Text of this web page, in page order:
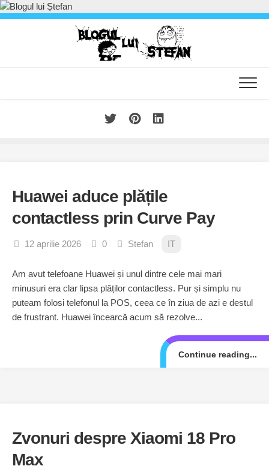
Skip
to
Huawei aduce plățile
contactless prin Curve Pay
12 aprilie 2026 0 Stefan IT
Am avut telefoane Huawei și unul dintre cele mai mari
minusuri era clar lipsa plăților contactless. Pur și simplu nu
puteam folosi telefonul la POS, ceea ce în ziua de azi e destul
de frustrant. Huawei încearcă acum să rezolve...
Continue reading...
Zvonuri despre Xiaomi 18 Pro
Max